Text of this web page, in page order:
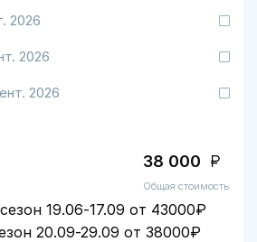
2026
2026
2026
38 000
Общая стоимость
19.06-17.09 от 43000₽
20.09-29.09 от 38000₽